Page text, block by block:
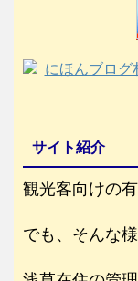
サイト紹介
観光客向けの
でも、そんな